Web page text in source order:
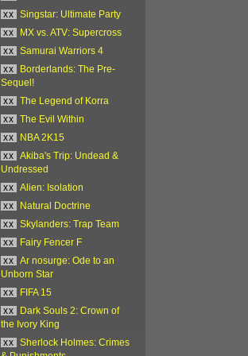
xx
Singstar: Ultimate Party
xx
MX vs. ATV: Supercross
xx
Samurai Warriors 4
xx
Borderlands: The Pre-
Sequel!
xx
The Legend of Korra
xx
The Evil Within
xx
NBA 2K15
xx
Akiba's Trip: Undead &
Undressed
xx
Alien: Isolation
xx
Natural Doctrine
xx
Skylanders: Trap Team
xx
Fairy Fencer F
xx
Ar nosurge: Ode to an
Unborn Star
xx
FIFA 15
xx
Dark Souls 2: Crown of
the Ivory King
xx
Sherlock Holmes: Crimes